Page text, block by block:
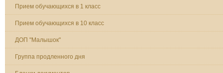
Прием обучающихся в 1 класс
Прием обучающихся в 10 класс
ДОП "Малышок"
Группа продленного дня